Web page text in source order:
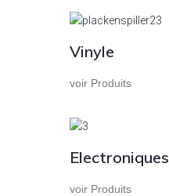
Vinyle
voir Produits
Electroniques
voir Produits